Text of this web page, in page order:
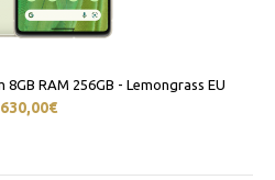
8GB RAM 256GB - Lemongrass EU
630,00€